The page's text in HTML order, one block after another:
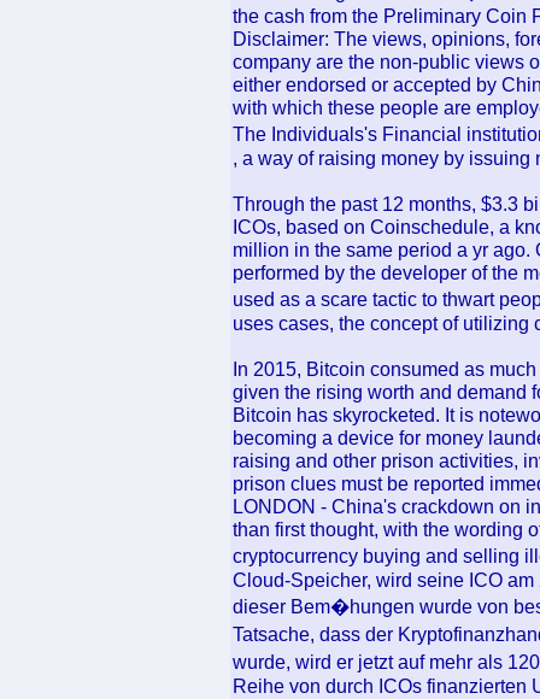
the cash from the Preliminary Coin
Disclaimer: The views, opinions,
company are the non-public views
either endorsed or accepted by
with which these people are
The Individuals's Financial
, a way of raising money by issuing
Through the past 12 months, $3.3
ICOs, based on Coinschedule, a
million in the same period a yr ago.
performed by the developer of the
used as a scare tactic to thwart
uses cases, the concept of
In 2015, Bitcoin consumed as
given the rising worth and demand
Bitcoin has skyrocketed. It is
becoming a device for money
raising and other prison activities,
prison clues must be reported
LONDON - China's crackdown on
than first thought, with the wording
cryptocurrency buying and selling
Cloud-Speicher, wird seine ICO
dieser Bem�hungen wurde von
Tatsache, dass der
wurde, wird er jetzt auf mehr als
Reihe von durch ICOs finanzierten